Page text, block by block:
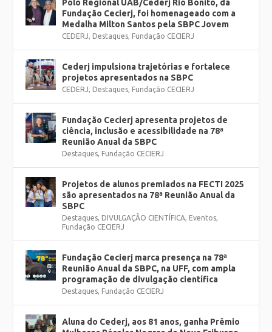
Polo Regional UAB/Cederj Rio Bonito, da
Fundação Cecierj, foi homenageado com a
Medalha Milton Santos pela SBPC Jovem
CEDERJ, Destaques, Fundação CECIERJ
Cederj impulsiona trajetórias e fortalece
projetos apresentados na SBPC
CEDERJ, Destaques, Fundação CECIERJ
Fundação Cecierj apresenta projetos de
ciência, inclusão e acessibilidade na 78ª
Reunião Anual da SBPC
Destaques, Fundação CECIERJ
Projetos de alunos premiados na FECTI 2025
são apresentados na 78ª Reunião Anual da
SBPC
Destaques, DIVULGAÇÃO CIENTÍFICA, Eventos,
Fundação CECIERJ
Fundação Cecierj marca presença na 78ª
Reunião Anual da SBPC, na UFF, com ampla
programação de divulgação científica
Destaques, Fundação CECIERJ
Aluna do Cederj, aos 81 anos, ganha Prêmio